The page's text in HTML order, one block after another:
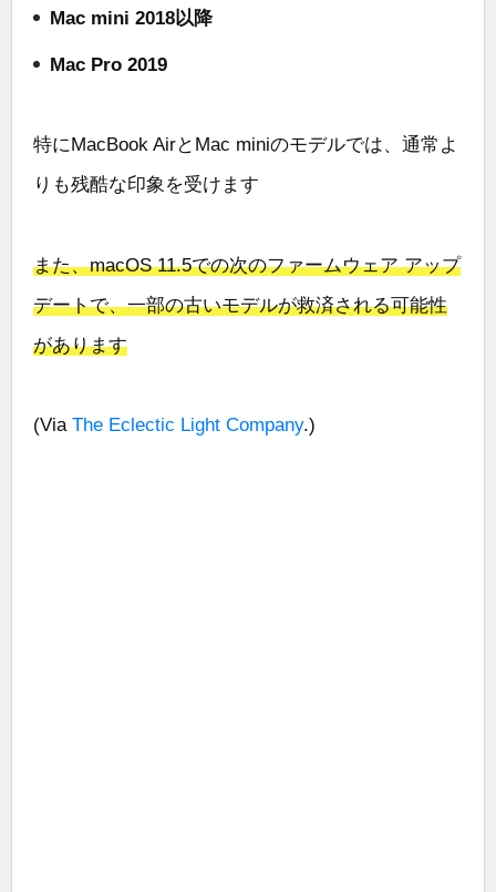
Mac mini 2018以降
Mac Pro 2019
特にMacBook AirとMac miniのモデルでは、通常よ
りも残酷な印象を受けます
また、macOS 11.5での次のファームウェア アップ
デートで、一部の古いモデルが救済される可能性
があります
(Via The Eclectic Light Company.)